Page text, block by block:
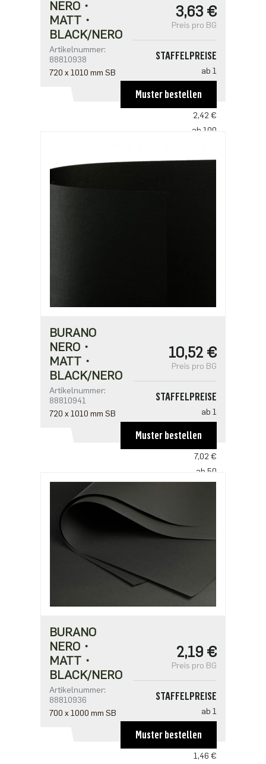
NERO・
MATT・
BLACK/NERO
Artikelnummer:
88810938
720 x 1010 mm SB
3,63 €
Preis pro BG
STAFFELPREISE
ab 1
ab 50
2,42 €
ab 100
ab 250
Muster bestellen
BURANO
NERO・
MATT・
BLACK/NERO
Artikelnummer:
88810941
720 x 1010 mm SB
10,52 €
Preis pro BG
STAFFELPREISE
ab 1
ab 25
7,02 €
ab 50
Muster bestellen
BURANO
NERO・
MATT・
BLACK/NERO
Artikelnummer:
88810936
700 x 1000 mm SB
2,19 €
Preis pro BG
STAFFELPREISE
ab 1
ab 125
1,46 €
Muster bestellen